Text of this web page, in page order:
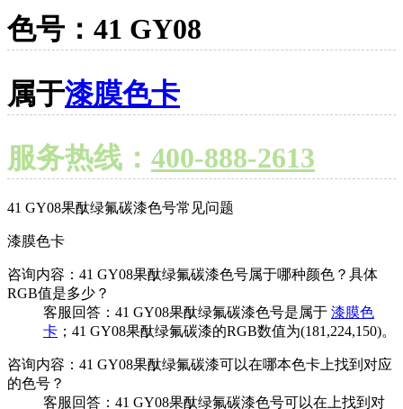
色号：41 GY08
属于漆膜色卡
服务热线： 400-888-2613
41 GY08果酞绿氟碳漆色号常见问题
漆膜色卡
咨询内容：41 GY08果酞绿氟碳漆色号属于哪种颜色？具体
RGB值是多少？
客服回答：41 GY08果酞绿氟碳漆色号是属于 漆膜色
卡 ；41 GY08果酞绿氟碳漆的RGB数值为(181,224,150)。
咨询内容：41 GY08果酞绿氟碳漆可以在哪本色卡上找到对应
的色号？
客服回答：41 GY08果酞绿氟碳漆色号可以在上找到对